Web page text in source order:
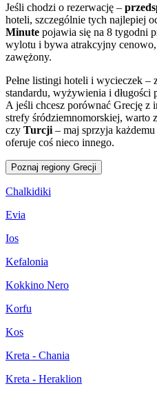
Jeśli chodzi o rezerwację –
hoteli, szczególnie tych najlepiej
Minute pojawia się na 8 tygodni
wylotu i bywa atrakcyjny
zawężony.
Pełne listingi hoteli i wycieczek –
standardu, wyżywienia i długości
A jeśli chcesz porównać Grecję
strefy śródziemnomorskiej, warto
czy Turcji – maj sprzyja
oferuje coś nieco innego.
Poznaj regiony Grecji
Chalkidiki
Evia
Ios
Kefalonia
Kokkino Nero
Korfu
Kos
Kreta - Chania
Kreta - Heraklion